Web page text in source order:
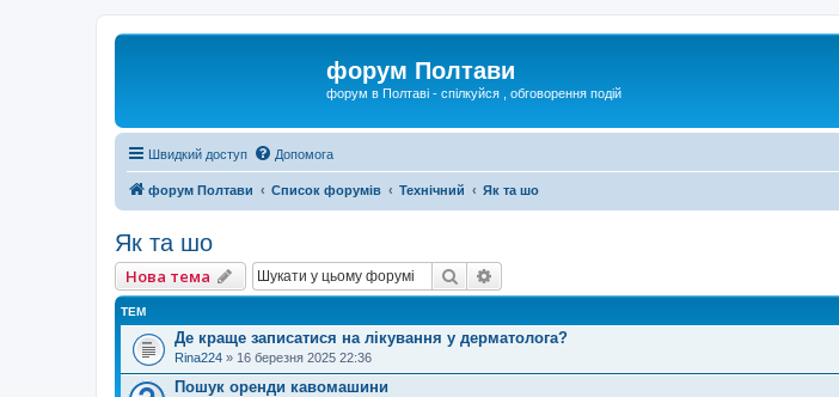
форум Полтави
форум в Полтаві - спілкуйся , обговорення подій
Швидкий доступ Допомога
форум Полтави Список форумів Технічний Як та шо
Як та шо
Нова тема Пошук
ТЕМ
Де краще записатися на лікування у дерматолога?
Rina224 » 16 березня 2025 22:36
Пошук оренди кавомашини